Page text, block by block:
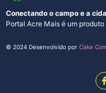
Conectando o campo e a
Portal Acre Mais é um produto
© 2024 Desenvolvido por Cake